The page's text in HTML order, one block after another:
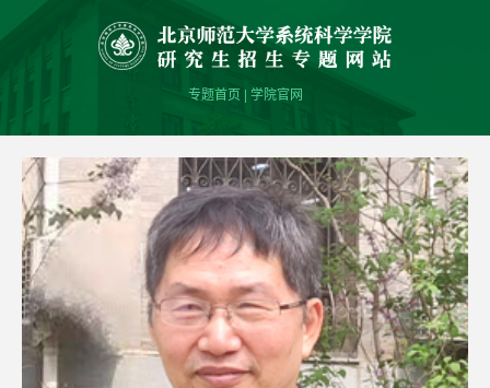
专题首页 | 学院官网